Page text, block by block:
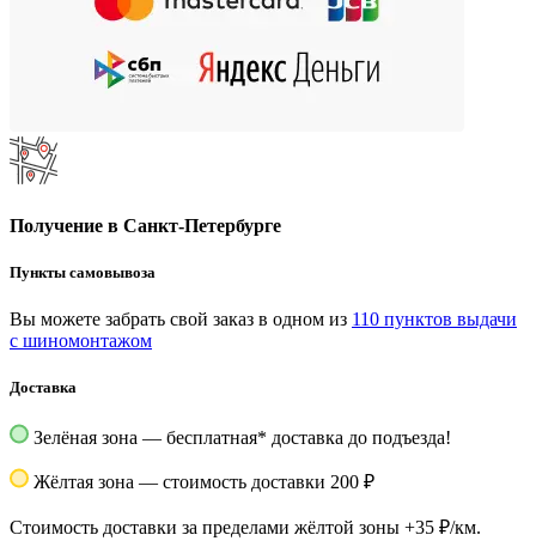
Получение в Санкт-Петербурге
Пункты самовывоза
Вы можете забрать свой заказ в одном из 110 пунктов выдачи
с шиномонтажом
Доставка
Зелёная зона — бесплатная* доставка до подъезда!
Жёлтая зона — стоимость доставки 200 ₽
Стоимость доставки за пределами жёлтой зоны +35 ₽/км.